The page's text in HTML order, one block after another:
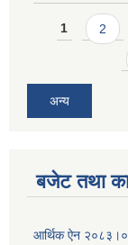
Pages
1 2
अन्य
बजेट तथा
आर्थिक ऐन